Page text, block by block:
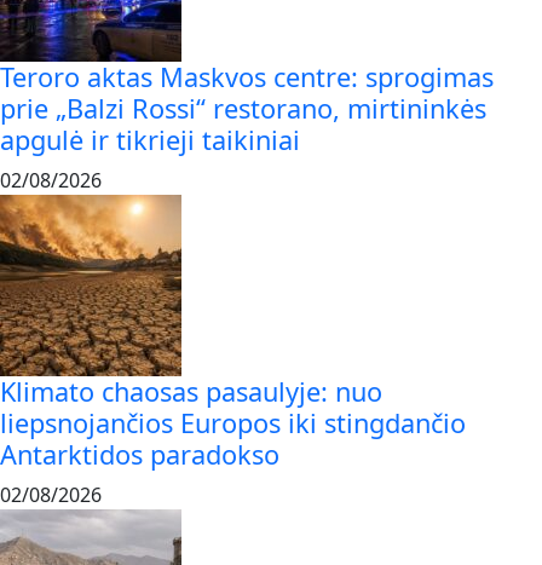
Teroro aktas Maskvos centre: sprogimas
prie „Balzi Rossi“ restorano, mirtininkės
apgulė ir tikrieji taikiniai
02/08/2026
Klimato chaosas pasaulyje: nuo
liepsnojančios Europos iki stingdančio
Antarktidos paradokso
02/08/2026